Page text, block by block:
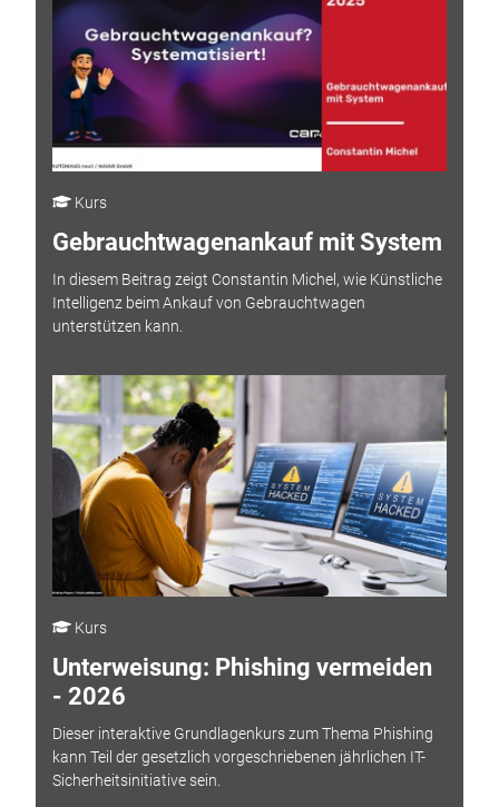
Kurs
Gebrauchtwagenankauf mit System
In diesem Beitrag zeigt Constantin Michel, wie Künstliche
Intelligenz beim Ankauf von Gebrauchtwagen
unterstützen kann.
Kurs
Unterweisung: Phishing vermeiden
- 2026
Dieser interaktive Grundlagenkurs zum Thema Phishing
kann Teil der gesetzlich vorgeschriebenen jährlichen IT-
Sicherheitsinitiative sein.